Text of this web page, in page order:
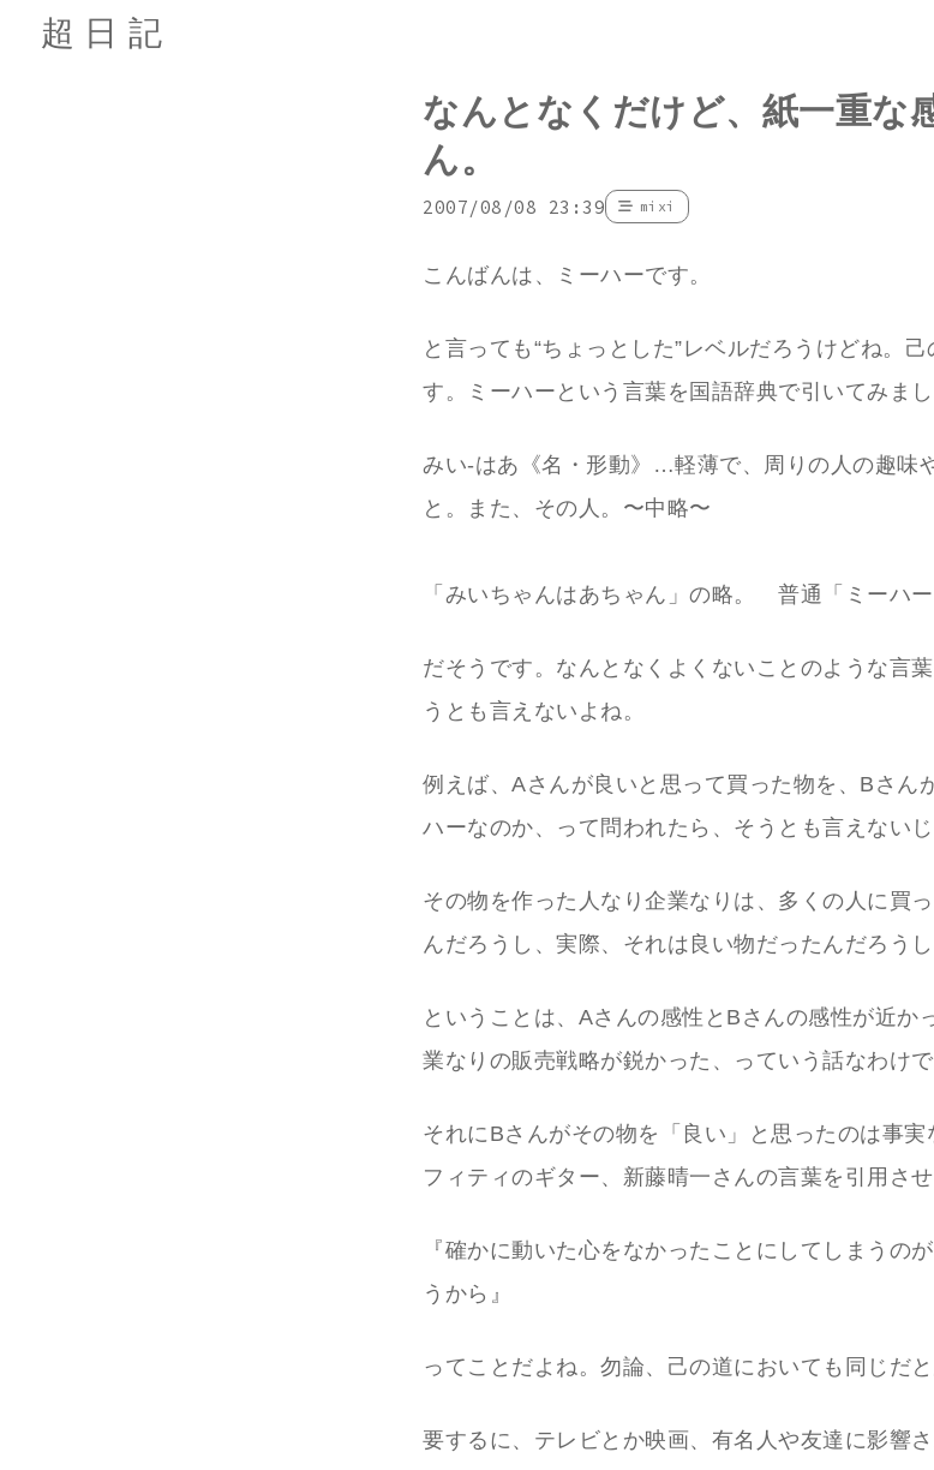
超日記
なんとなくだけど、紙一重な
ん。
2007/08/08 23:39 mixi
こんばんは、ミーハーです。
と言っても“ちょっとした”レベルだろうけどね。
す。ミーハーという言葉を国語辞典で引いてみまし
みい‐はあ《名・形動》…軽薄で、周りの人の趣味
と。また、その人。〜中略〜
「みいちゃんはあちゃん」の略。 普通「ミーハー
だそうです。なんとなくよくないことのような言
うとも言えないよね。
例えば、Aさんが良いと思って買った物を、Bさん
ハーなのか、って問われたら、そうとも言えない
その物を作った人なり企業なりは、多くの人に買
んだろうし、実際、それは良い物だったんだろうし
ということは、Aさんの感性とBさんの感性が近か
業なりの販売戦略が鋭かった、っていう話なわけで
それにBさんがその物を「良い」と思ったのは事実
フィティのギター、新藤晴一さんの言葉を引用させ
『確かに動いた心をなかったことにしてしまうの
うから』
ってことだよね。勿論、己の道においても同じだと
要するに、テレビとか映画、有名人や友達に影響